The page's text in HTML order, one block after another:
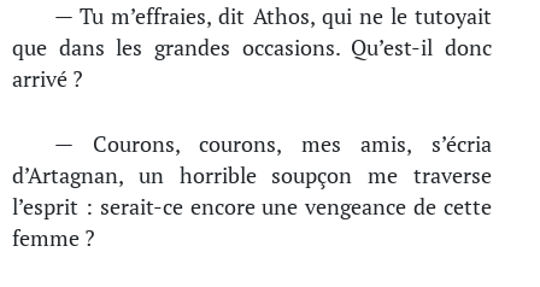
— Tu m’effraies, dit Athos, qui ne le tutoyait
que dans les grandes occasions. Qu’est-il donc
arrivé ?
— Courons, courons, mes amis, s’écria
d’Artagnan, un horrible soupçon me traverse
l’esprit : serait-ce encore une vengeance de cette
femme ?